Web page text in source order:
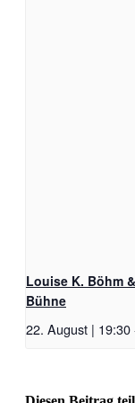
Louise K. Böhm
Bühne
22. August | 19:30